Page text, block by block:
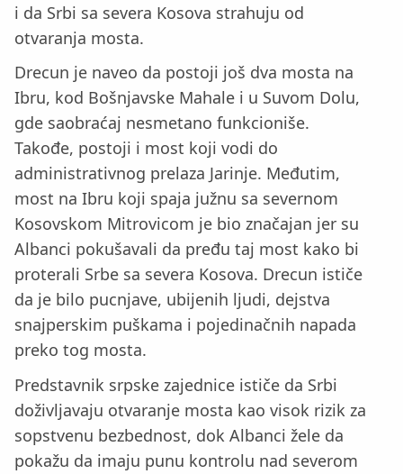
i da Srbi sa severa Kosova strahuju od
otvaranja mosta.
Drecun je naveo da postoji još dva mosta na
Ibru, kod Bošnjavske Mahale i u Suvom Dolu,
gde saobraćaj nesmetano funkcioniše.
Takođe, postoji i most koji vodi do
administrativnog prelaza Jarinje. Međutim,
most na Ibru koji spaja južnu sa severnom
Kosovskom Mitrovicom je bio značajan jer su
Albanci pokušavali da pređu taj most kako bi
proterali Srbe sa severa Kosova. Drecun ističe
da je bilo pucnjave, ubijenih ljudi, dejstva
snajperskim puškama i pojedinačnih napada
preko tog mosta.
Predstavnik srpske zajednice ističe da Srbi
doživljavaju otvaranje mosta kao visok rizik za
sopstvenu bezbednost, dok Albanci žele da
pokažu da imaju punu kontrolu nad severom